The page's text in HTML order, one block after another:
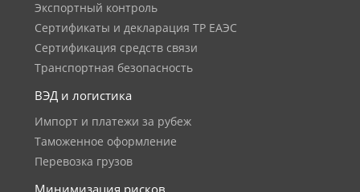
Экспортный контроль
Сертификаты и декларация ТР ЕАЭС
Сертификация средств связи
Транспортная безопасность
ВЭД и логистика
Импорт и платежи за рубеж
Таможенное оформление
Перевозка грузов